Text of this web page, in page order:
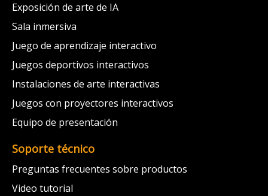
Exposición de arte de IA
Sala inmersiva
Juego de aprendizaje interactivo
Juegos deportivos interactivos
Instalaciones de arte interactivas
Juegos con proyectores interactivos
Equipo de presentación
Soporte técnico
Preguntas frecuentes sobre productos
Video tutorial